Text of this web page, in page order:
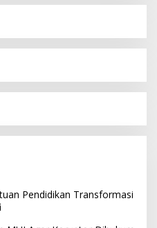
Pendidikan Transformasi